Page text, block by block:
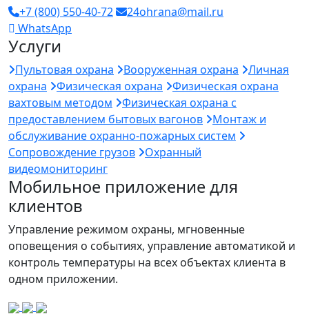
+7 (800) 550-40-72
24ohrana@mail.ru
WhatsApp
Услуги
Пультовая охрана Вооруженная охрана
Личная
охрана
Физическая охрана
Физическая охрана
вахтовым методом
Физическая охрана с
предоставлением бытовых вагонов
Монтаж и
обслуживание охранно-пожарных систем
Сопровождение грузов
Охранный
видеомониторинг
Мобильное приложение для
клиентов
Управление режимом охраны, мгновенные
оповещения о событиях, управление автоматикой и
контроль температуры на всех объектах клиента в
одном приложении.